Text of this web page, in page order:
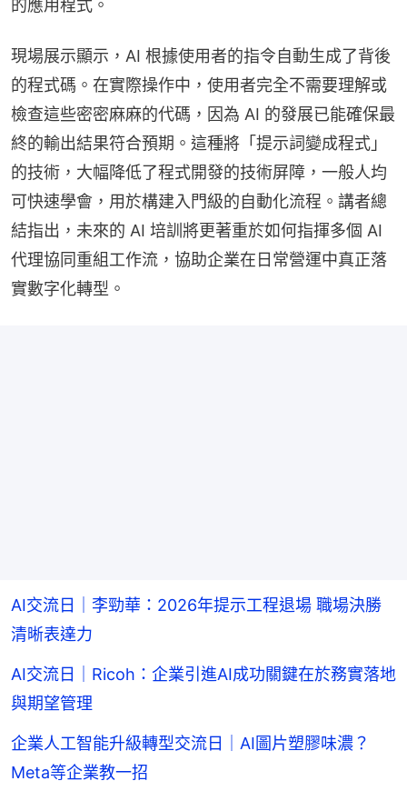
的應用程式。
現場展示顯示，AI 根據使用者的指令自動生成了背後
的程式碼。在實際操作中，使用者完全不需要理解或
檢查這些密密麻麻的代碼，因為 AI 的發展已能確保最
終的輸出結果符合預期。這種將「提示詞變成程式」
的技術，大幅降低了程式開發的技術屏障，一般人均
可快速學會，用於構建入門級的自動化流程。講者總
結指出，未來的 AI 培訓將更著重於如何指揮多個 AI
代理協同重組工作流，協助企業在日常營運中真正落
實數字化轉型。
AI交流日｜李勁華：2026年提示工程退場 職場決勝
清晰表達力
AI交流日｜Ricoh：企業引進AI成功關鍵在於務實落地
與期望管理
企業人工智能升級轉型交流日｜AI圖片塑膠味濃？
Meta等企業教一招